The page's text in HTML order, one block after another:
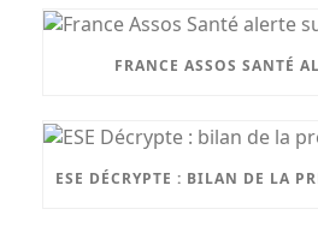
FRANCE ASSOS SANTÉ
ESE DÉCRYPTE : BILAN DE LA